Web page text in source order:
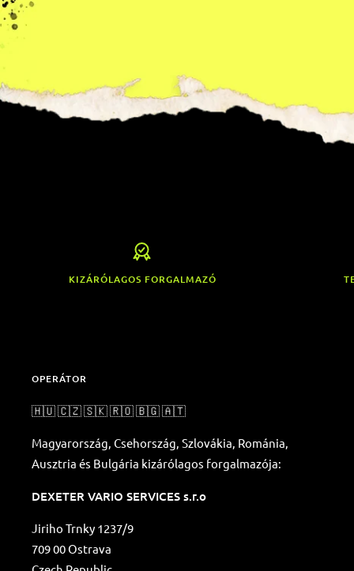
KIZÁRÓLAGOS FORGALMAZÓ
OPERÁTOR
🇭🇺 🇨🇿 🇸🇰 🇷🇴 🇧🇬 🇦🇹
Magyarország, Csehország, Szlovákia, Románia,
Ausztria és Bulgária kizárólagos forgalmazója:
DEXETER VARIO SERVICES s.r.o
Jiriho Trnky 1237/9
709 00 Ostrava